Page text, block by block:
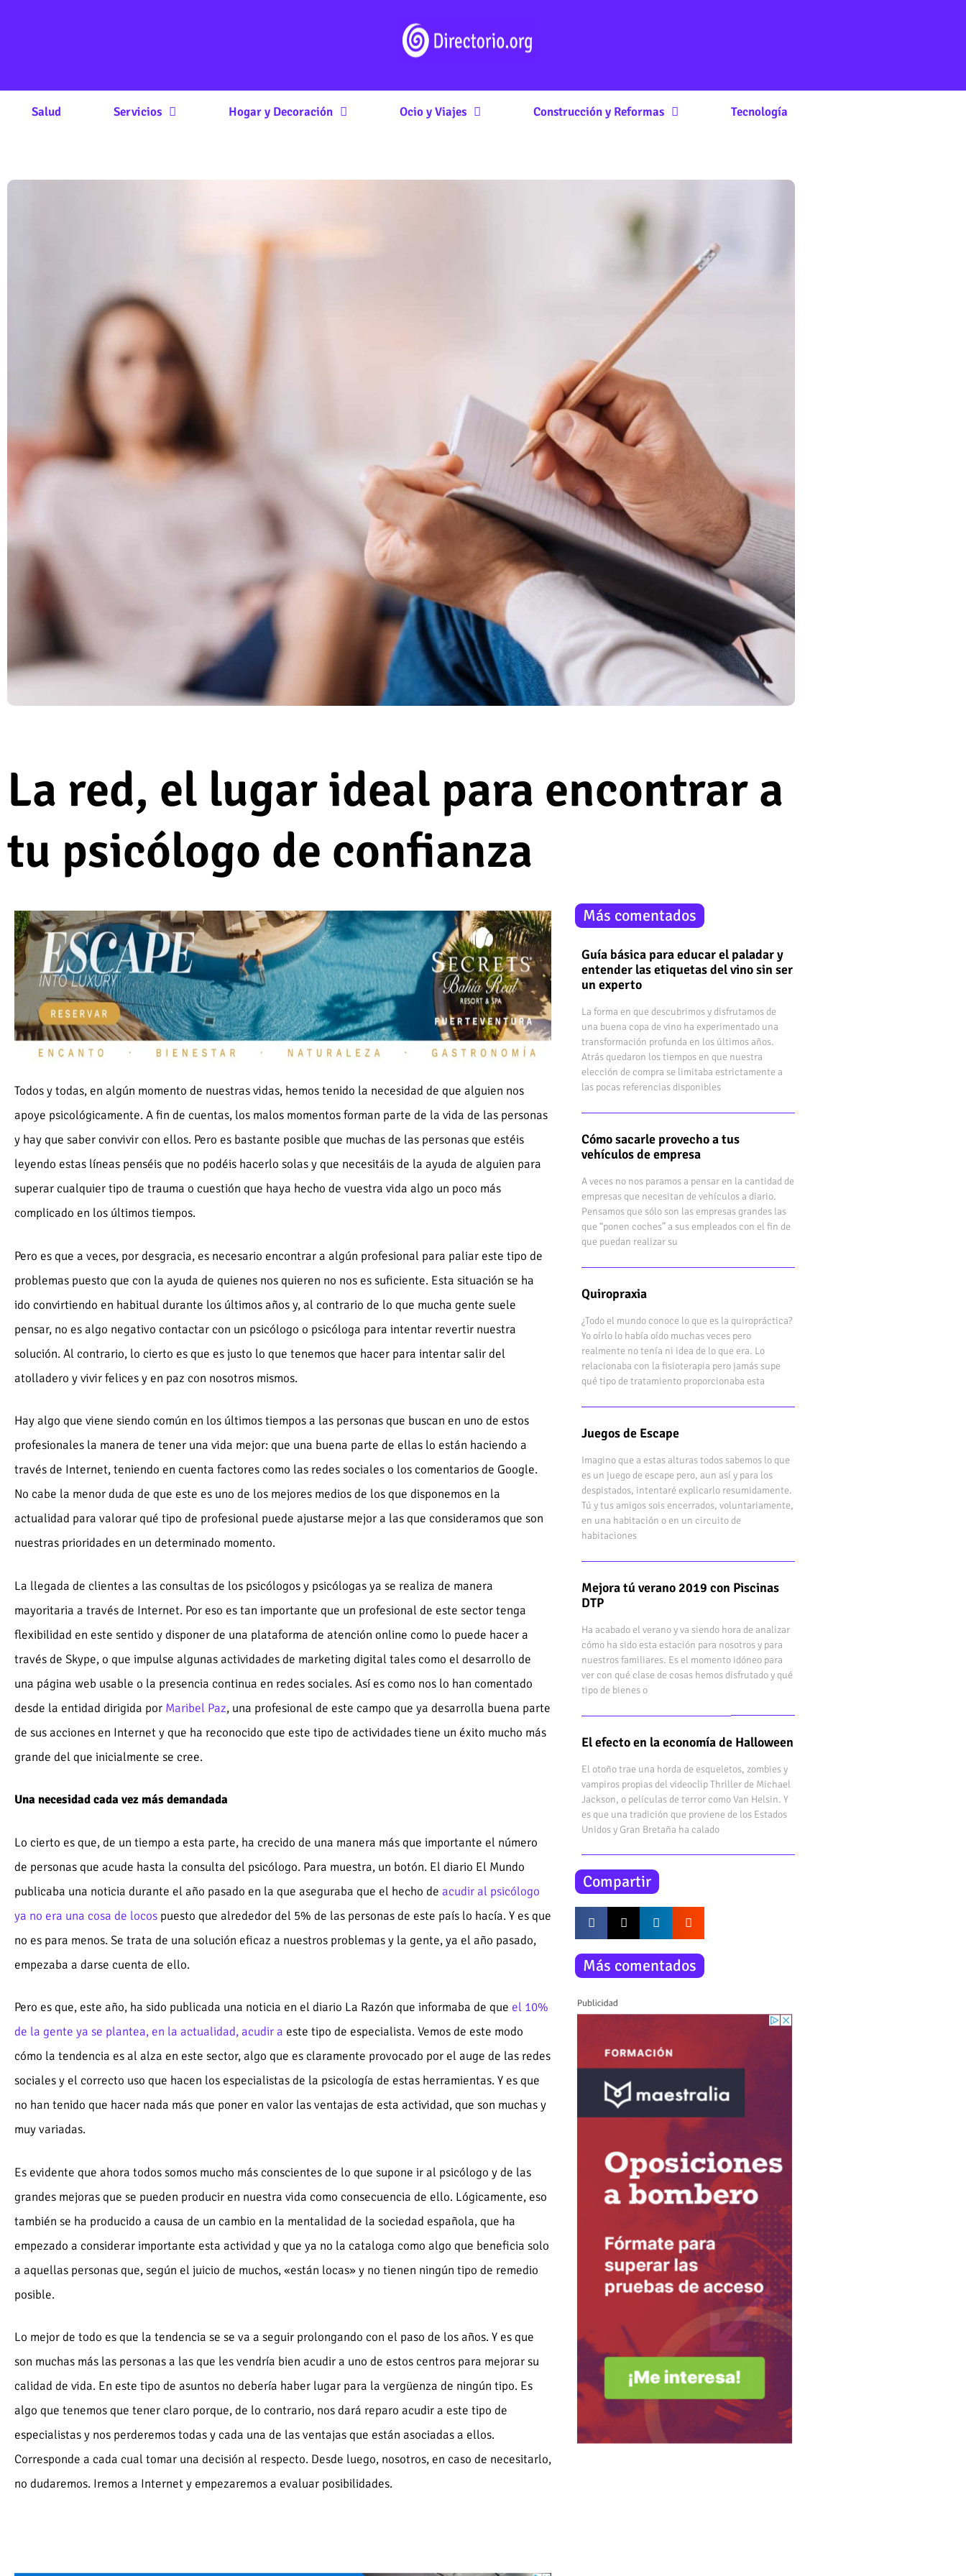
Salud Servicios Hogar y Decoración Ocio y Viajes Construcción y Reformas Tecnología
La red, el lugar ideal para encontrar a
tu psicólogo de confianza
Todos y todas, en algún momento de nuestras vidas, hemos tenido la necesidad de que alguien nos
apoye psicológicamente. A fin de cuentas, los malos momentos forman parte de la vida de las personas
y hay que saber convivir con ellos. Pero es bastante posible que muchas de las personas que estéis
leyendo estas líneas penséis que no podéis hacerlo solas y que necesitáis de la ayuda de alguien para
superar cualquier tipo de trauma o cuestión que haya hecho de vuestra vida algo un poco más
complicado en los últimos tiempos.
Pero es que a veces, por desgracia, es necesario encontrar a algún profesional para paliar este tipo de
problemas puesto que con la ayuda de quienes nos quieren no nos es suficiente. Esta situación se ha
ido convirtiendo en habitual durante los últimos años y, al contrario de lo que mucha gente suele
pensar, no es algo negativo contactar con un psicólogo o psicóloga para intentar revertir nuestra
solución. Al contrario, lo cierto es que es justo lo que tenemos que hacer para intentar salir del
atolladero y vivir felices y en paz con nosotros mismos.
Hay algo que viene siendo común en los últimos tiempos a las personas que buscan en uno de estos
profesionales la manera de tener una vida mejor: que una buena parte de ellas lo están haciendo a
través de Internet, teniendo en cuenta factores como las redes sociales o los comentarios de Google.
No cabe la menor duda de que este es uno de los mejores medios de los que disponemos en la
actualidad para valorar qué tipo de profesional puede ajustarse mejor a las que consideramos que son
nuestras prioridades en un determinado momento.
La llegada de clientes a las consultas de los psicólogos y psicólogas ya se realiza de manera
mayoritaria a través de Internet. Por eso es tan importante que un profesional de este sector tenga
flexibilidad en este sentido y disponer de una plataforma de atención online como lo puede hacer a
través de Skype, o que impulse algunas actividades de marketing digital tales como el desarrollo de
una página web usable o la presencia continua en redes sociales. Así es como nos lo han comentado
desde la entidad dirigida por Maribel Paz, una profesional de este campo que ya desarrolla buena parte
de sus acciones en Internet y que ha reconocido que este tipo de actividades tiene un éxito mucho más
grande del que inicialmente se cree.
Una necesidad cada vez más demandada
Lo cierto es que, de un tiempo a esta parte, ha crecido de una manera más que importante el número
de personas que acude hasta la consulta del psicólogo. Para muestra, un botón. El diario El Mundo
publicaba una noticia durante el año pasado en la que aseguraba que el hecho de acudir al psicólogo
ya no era una cosa de locos puesto que alrededor del 5% de las personas de este país lo hacía. Y es que
no es para menos. Se trata de una solución eficaz a nuestros problemas y la gente, ya el año pasado,
empezaba a darse cuenta de ello.
Pero es que, este año, ha sido publicada una noticia en el diario La Razón que informaba de que el 10%
de la gente ya se plantea, en la actualidad, acudir a este tipo de especialista. Vemos de este modo
cómo la tendencia es al alza en este sector, algo que es claramente provocado por el auge de las redes
sociales y el correcto uso que hacen los especialistas de la psicología de estas herramientas. Y es que
no han tenido que hacer nada más que poner en valor las ventajas de esta actividad, que son muchas y
muy variadas.
Es evidente que ahora todos somos mucho más conscientes de lo que supone ir al psicólogo y de las
grandes mejoras que se pueden producir en nuestra vida como consecuencia de ello. Lógicamente, eso
también se ha producido a causa de un cambio en la mentalidad de la sociedad española, que ha
empezado a considerar importante esta actividad y que ya no la cataloga como algo que beneficia solo
a aquellas personas que, según el juicio de muchos, «están locas» y no tienen ningún tipo de remedio
posible.
Lo mejor de todo es que la tendencia se se va a seguir prolongando con el paso de los años. Y es que
son muchas más las personas a las que les vendría bien acudir a uno de estos centros para mejorar su
calidad de vida. En este tipo de asuntos no debería haber lugar para la vergüenza de ningún tipo. Es
algo que tenemos que tener claro porque, de lo contrario, nos dará reparo acudir a este tipo de
especialistas y nos perderemos todas y cada una de las ventajas que están asociadas a ellos.
Corresponde a cada cual tomar una decisión al respecto. Desde luego, nosotros, en caso de necesitarlo,
no dudaremos. Iremos a Internet y empezaremos a evaluar posibilidades.
Más comentados
Guía básica para educar el paladar y
entender las etiquetas del vino sin ser
un experto
La forma en que descubrimos y disfrutamos de
una buena copa de vino ha experimentado una
transformación profunda en los últimos años.
Atrás quedaron los tiempos en que nuestra
elección de compra se limitaba estrictamente a
las pocas referencias disponibles
Cómo sacarle provecho a tus
vehículos de empresa
A veces no nos paramos a pensar en la cantidad de
empresas que necesitan de vehículos a diario.
Pensamos que sólo son las empresas grandes las
que “ponen coches” a sus empleados con el fin de
que puedan realizar su
Quiropraxia
¿Todo el mundo conoce lo que es la quiropráctica?
Yo oírlo lo había oído muchas veces pero
realmente no tenía ni idea de lo que era. Lo
relacionaba con la fisioterapia pero jamás supe
qué tipo de tratamiento proporcionaba esta
Juegos de Escape
Imagino que a estas alturas todos sabemos lo que
es un juego de escape pero, aun así y para los
despistados, intentaré explicarlo resumidamente.
Tú y tus amigos sois encerrados, voluntariamente,
en una habitación o en un circuito de
habitaciones
Mejora tú verano 2019 con Piscinas
DTP
Ha acabado el verano y va siendo hora de analizar
cómo ha sido esta estación para nosotros y para
nuestros familiares. Es el momento idóneo para
ver con qué clase de cosas hemos disfrutado y qué
tipo de bienes o
El efecto en la economía de Halloween
El otoño trae una horda de esqueletos, zombies y
vampiros propias del videoclip Thriller de Michael
Jackson, o películas de terror como Van Helsin. Y
es que una tradición que proviene de los Estados
Unidos y Gran Bretaña ha calado
Compartir
Más comentados